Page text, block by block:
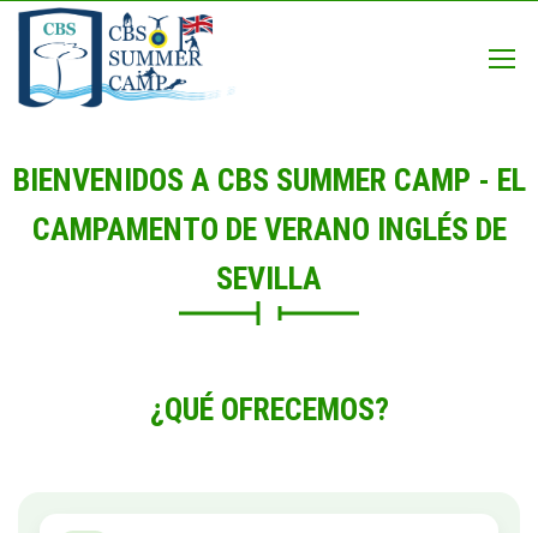
BIENVENIDOS A CBS SUMMER CAMP - EL
CAMPAMENTO DE VERANO INGLÉS DE
SEVILLA
¿QUÉ OFRECEMOS?